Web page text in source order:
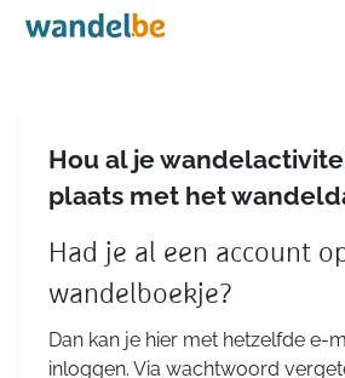
Home
Hou al je
plaats met het
Had je al een account
wandelboekje?
Dan kan je hier met hetzelfde e-
inloggen. Via wachtwoord